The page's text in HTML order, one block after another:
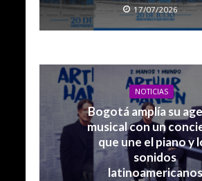
17/07/2026
NOTICIAS
Bogotá amplía su
musical con un
que une el piano y
sonidos
latinoamericanos